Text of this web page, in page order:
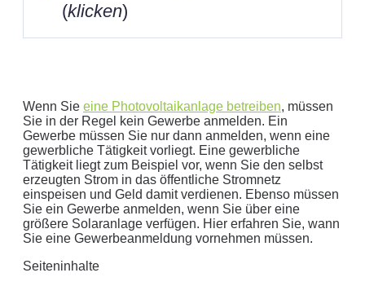
(klicken)
Geben Sie hier Ihren jährlichen Stromverbrauch an
kWh
Wir empfehlen:
kWp Anlage sowie einenkWp
Speicher.
Aktuellen Strompreis anpassen
€/kWh
Wenn Sie eine Photovoltaikanlage betreiben, müssen
Sie in der Regel kein Gewerbe anmelden. Ein
Gewerbe müssen Sie nur dann anmelden, wenn eine
gewerbliche Tätigkeit vorliegt. Eine gewerbliche
Tätigkeit liegt zum Beispiel vor, wenn Sie den selbst
erzeugten Strom in das öffentliche Stromnetz
einspeisen und Geld damit verdienen. Ebenso müssen
Sie ein Gewerbe anmelden, wenn Sie über eine
größere Solaranlage verfügen. Hier erfahren Sie, wann
Sie eine Gewerbeanmeldung vornehmen müssen.
Seiteninhalte